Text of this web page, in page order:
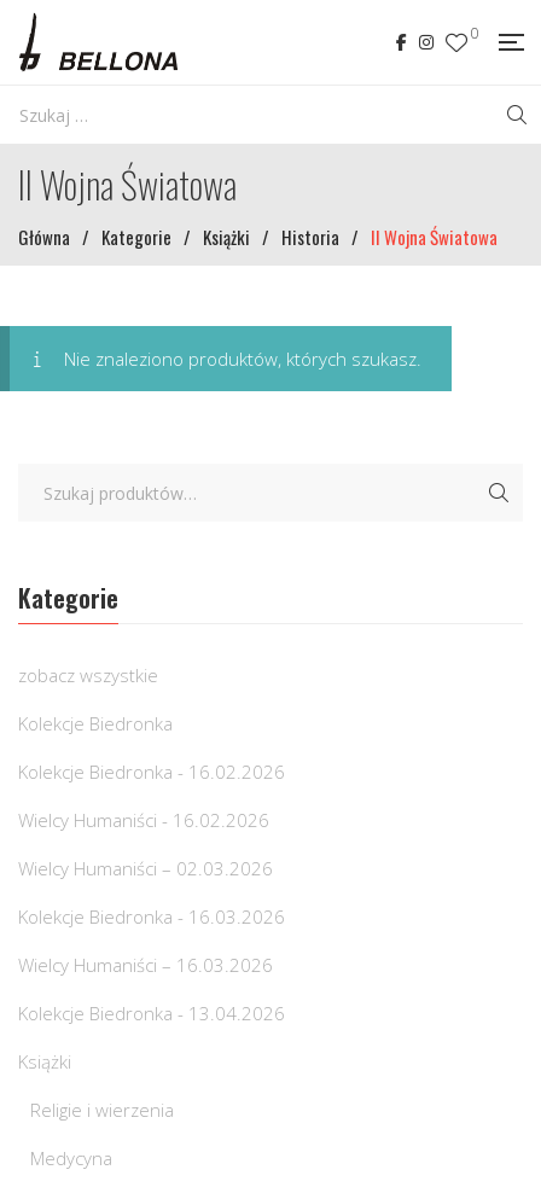
0
II Wojna Światowa
Główna / Kategorie / Książki / Historia / II Wojna Światowa
Nie znaleziono produktów, których szukasz.
Kategorie
zobacz wszystkie
Kolekcje Biedronka
Kolekcje Biedronka - 16.02.2026
Wielcy Humaniści - 16.02.2026
Wielcy Humaniści – 02.03.2026
Kolekcje Biedronka - 16.03.2026
Wielcy Humaniści – 16.03.2026
Kolekcje Biedronka - 13.04.2026
Książki
Religie i wierzenia
Medycyna